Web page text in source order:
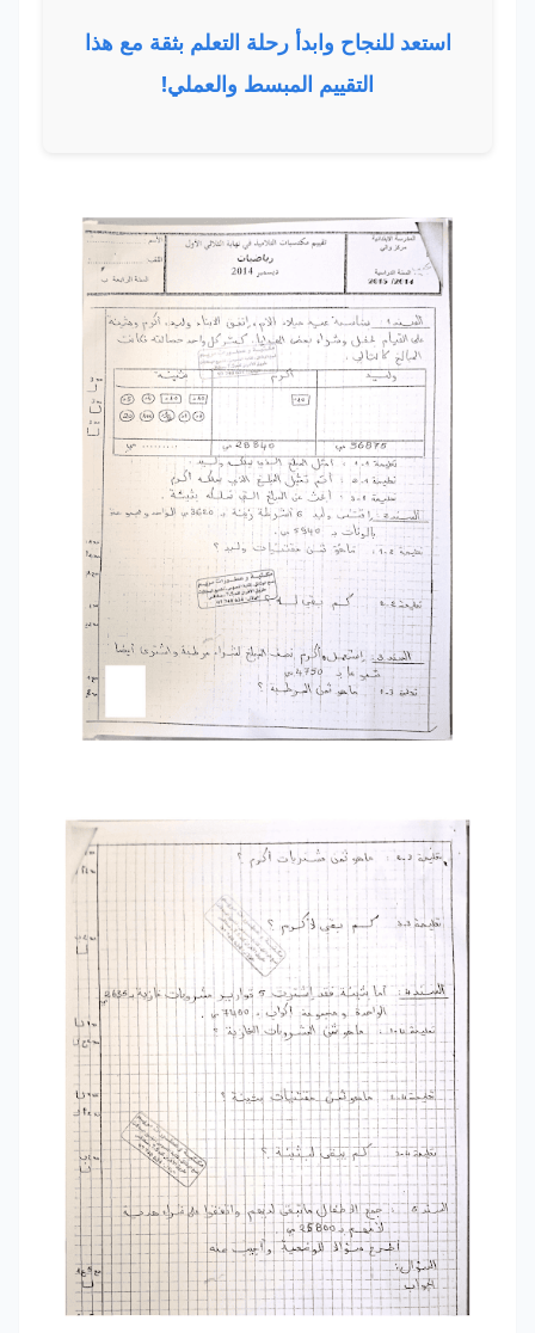
استعد للنجاح وابدأ رحلة التعلم بثقة مع هذا
التقييم المبسط والعملي!